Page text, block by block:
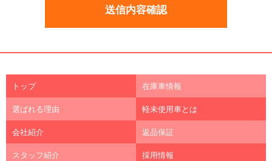
トップ 在庫車情報
選ばれる理由 軽未使用車とは
会社紹介 返品保証
スタッフ紹介 採用情報